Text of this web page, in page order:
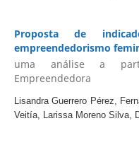
Proposta de
empreendedorismo
uma análise a
Empreendedora
Lisandra Guerrero Pérez,
Veitía, Larissa Moreno Silva,